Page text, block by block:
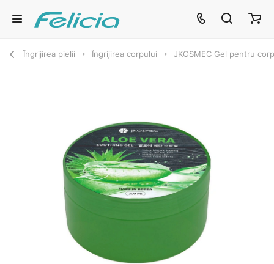
Îngrijirea pielii Îngrijirea corpului JKOSMEC Gel pentru